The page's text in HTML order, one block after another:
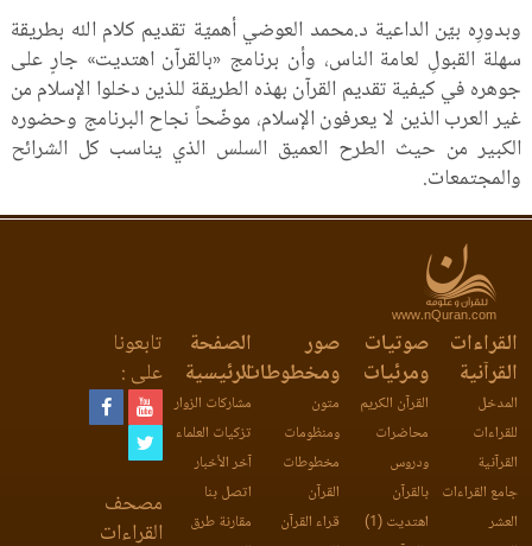
وبدورِه بيّن الداعية د.محمد العوضي أهميّة تقديم كلام الله بطريقة
سهلة القبولِ لعامة الناس، وأن برنامج «بالقرآن اهتديت» جارٍ على
جوهره في كيفية تقديم القرآن بهذه الطريقة للذين دخلوا الإسلام من
غير العرب الذين لا يعرفون الإسلام، موضّحاً نجاح البرنامج وحضوره
الكبير من حيث الطرح العميق السلس الذي يناسب كل الشرائح
والمجتمعات.
www.nQuran.com
القراءات
القرآنية
المدخل
للقراءات
القرآنية
جامع القراءات
العشر
صوتيات
ومرئيات
القرآن الكريم
محاضرات
ودروس
بالقرآن
اهتديت (1)
صور
ومخطوطات
متون
ومنظومات
مخطوطات
القرآن
قراء القرآن
الصفحة
الرئيسية
مشاركات الزوار
تزكيات العلماء
آخر الأخبار
اتصل بنا
مقارنة طرق
تابعونا
على :
مصحف
القراءات